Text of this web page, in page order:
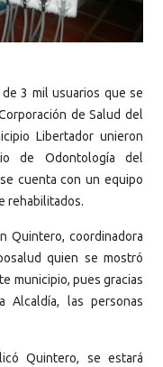
3 mil usuarios que se
de Salud del
Libertador unieron
de Odontología del
cuenta con un equipo
rehabilitados.
Quintero, coordinadora
quien se mostró
municipio, pues gracias
las personas
Quintero, se estará